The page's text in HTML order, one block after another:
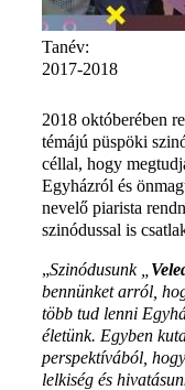
Tanév:
2017-2018
2018 októberében
témájú püspöki
céllal, hogy
Egyházról és
nevelő piarista
szinódussal is
„Szinódusunk „
bennünket arról,
több tud lenni
életünk. Egyben
perspektívából,
lelkiség és